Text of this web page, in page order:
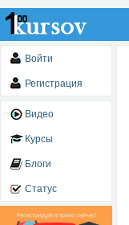
Войти
Регистрация
Видео
Курсы
Блоги
Статус